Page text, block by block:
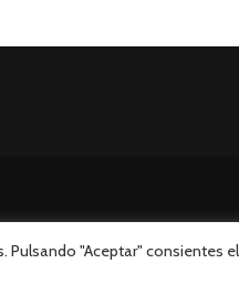
"Aceptar" consientes